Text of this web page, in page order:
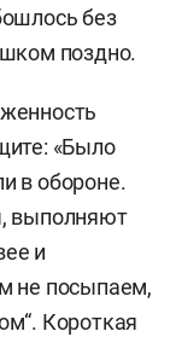
без
поздно.
«Было
в обороне.
выполняют
и
не посыпаем,
Короткая